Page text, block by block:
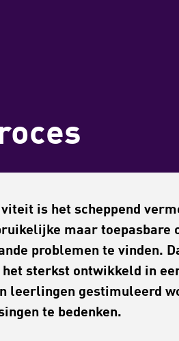
is het scheppend
maar toepasbare
problemen te vinden.
sterkst ontwikkeld in
leerlingen gestimuleerd
te bedenken.